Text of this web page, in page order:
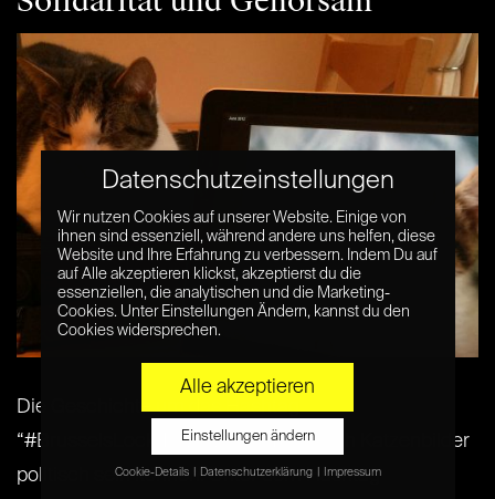
Die Geschichte um das Hashtag
“#BrusselsLockdown” zeigt, dass auch Katzenbilder
politisch sein können. Unter dem Hashtag
Datenschutzeinstellungen
Wir nutzen Cookies auf unserer Website. Einige von
ihnen sind essenziell, während andere uns helfen, diese
Website und Ihre Erfahrung zu verbessern. Indem Du auf
auf Alle akzeptieren klickst, akzeptierst du die
essenziellen, die analytischen und die Marketing-
Cookies. Unter Einstellungen Ändern, kannst du den
Cookies widersprechen.
Alle akzeptieren
Einstellungen ändern
Cookie-Details Datenschutzerklärung Impressum